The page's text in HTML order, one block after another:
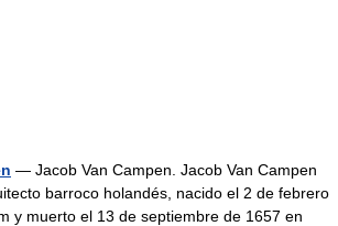
— Jacob Van Campen. Jacob Van Campen
barroco holandés, nacido el 2 de febrero
y muerto el 13 de septiembre de 1657 en